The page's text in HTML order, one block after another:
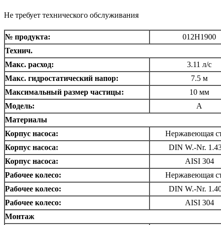
Не требует технического обслуживания
№ продукта:
012H1900
Технич.
Maкс. расход:
3.11 л/с
Макс. гидростатический напор:
7.5 м
Максимальный размер частицы:
10 мм
Модель:
A
Материалы
Корпус насоса:
Нержавеющая
Корпус насоса:
DIN W.-Nr.
Корпус насоса:
AISI 304
Рабочее колесо:
Нержавеющая
Рабочее колесо:
DIN W.-Nr.
Рабочее колесо:
AISI 304
Монтаж